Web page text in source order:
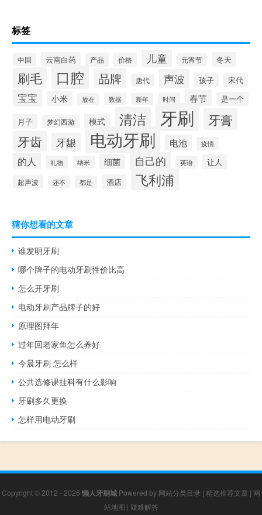
标签
中国 云南白药 产品 价格 儿童 元宵节 冬天
刷毛 口腔 品牌 唐代 声波 孩子 宋代
宝宝 小米 放在 数据 新年 时间 春节 是一个
月子 梦幻西游 模式 清洁 牙刷 牙膏
牙齿 牙龈 电动牙刷 电池 疫情
的人 礼物 纳米 细菌 自己的 英语 让人
超声波 还不 都是 酒店 飞利浦
猜你想看的文章
谁发明牙刷
哪个牌子的电动牙刷性价比高
怎么开牙刷
电动牙刷产品牌子的好
原理图拜年
过年回老家鱼怎么养好
今晨牙刷 怎么样
公共选修课挂科有什么影响
牙刷多久更换
怎样用电动牙刷
Copyright © 2012 - 2026 懒人牙刷城 Powered by 网站分类目录 | 精选推荐文章 | 网
站地图 | 疑难解答